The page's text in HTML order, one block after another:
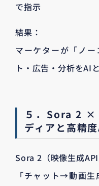
で指示
結果：
マーケターが「ノ
ト・広告・分析をAI
５．Sora 2 ×
ディアと高精
Sora 2（映像生成API
「チャット→動画